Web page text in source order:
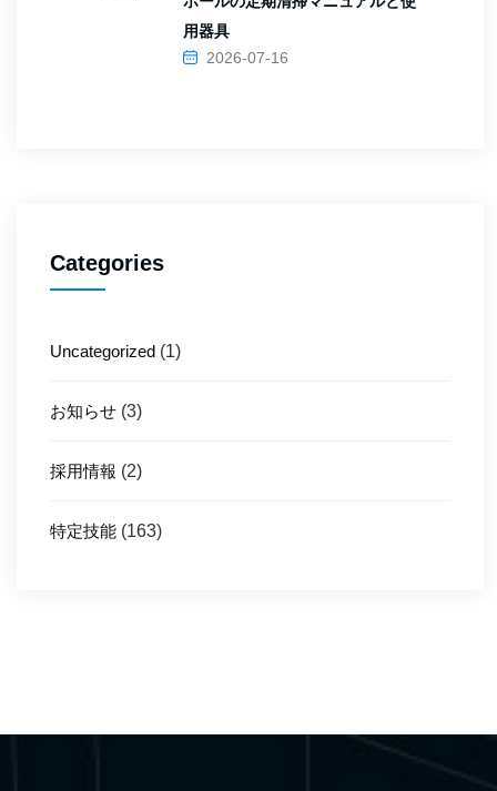
用器具
2026-07-16
Categories
Uncategorized (1)
お知らせ (3)
採用情報 (2)
特定技能 (163)